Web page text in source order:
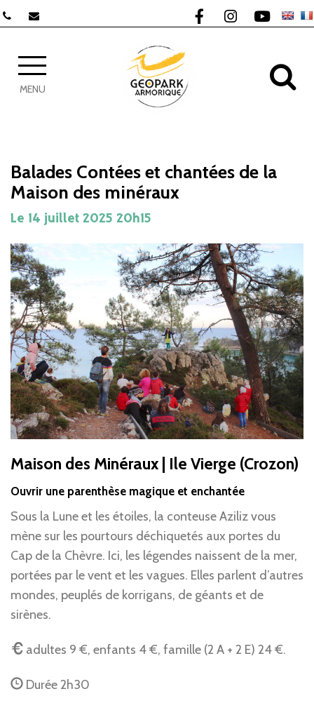
Lien vers le compte
Lien vers le
Lien vers
MENU
Balades Contées et chantées de la
Maison des minéraux
Le 14 juillet 2025 20h15
Maison des Minéraux | Ile Vierge (Crozon)
Ouvrir une parenthèse magique et enchantée
Sous la Lune et les étoiles, la conteuse Aziliz vous
mène sur les pourtours déchiquetés aux portes du
Cap de la Chèvre. Ici, les légendes naissent de la mer,
portées par le vent et les vagues. Elles parlent d’autres
mondes, peuplés de korrigans, de géants et de
sirènes.
adultes 9 €, enfants 4 €, famille (2 A + 2 E) 24 €.
Durée 2h30